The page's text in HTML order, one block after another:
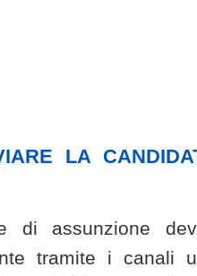
LA
di assunzione
tramite i canali